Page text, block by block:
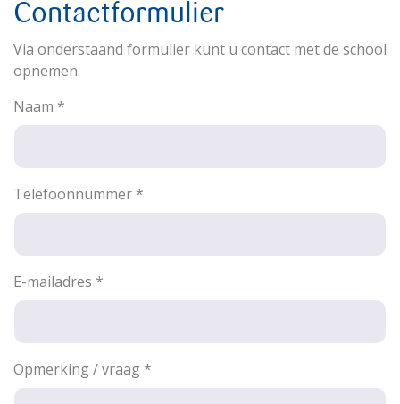
Contactformulier
Via onderstaand formulier kunt u contact met de school
opnemen.
Naam *
Telefoonnummer *
E-mailadres *
Opmerking / vraag *